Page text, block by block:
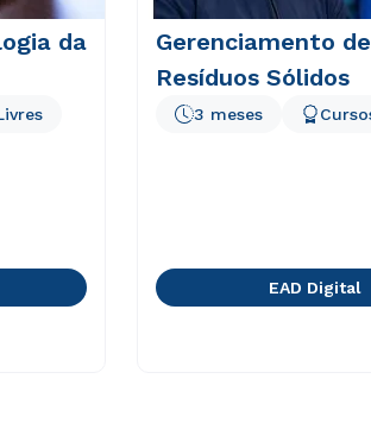
da
Gerenciamento de
Resíduos Sólidos
3 meses
EAD Digital